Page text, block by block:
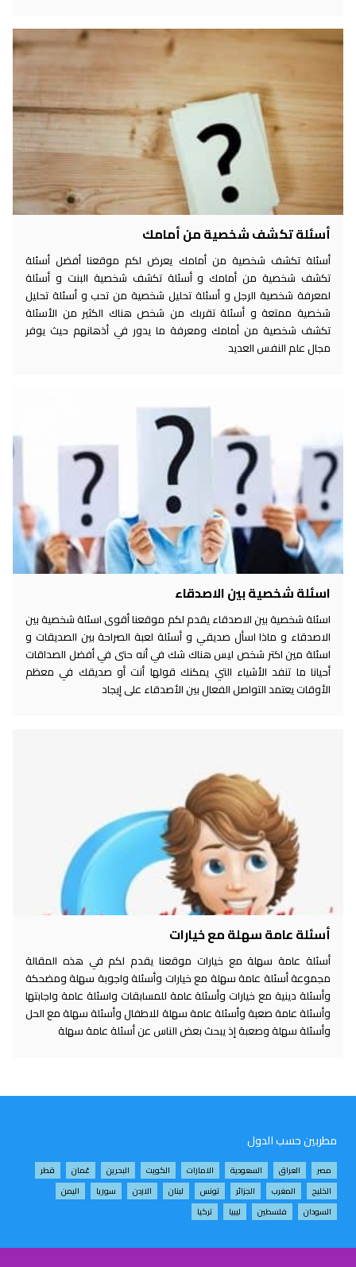
أسئلة تكشف شخصية من أمامك
أسئلة تكشف شخصية من أمامك يعرض لكم موقعنا أفضل أسئلة
تكشف شخصية من أمامك و أسئلة تكشف شخصية البنت و أسئلة
لمعرفة شخصية الرجل و أسئلة تحليل شخصية من تحب و أسئلة تحليل
شخصية ممتعة و أسئلة تقربك من شخص هناك الكثير من الأسئلة
تكشف شخصية من أمامك ومعرفة ما يدور في أذهانهم حيث يوفر
مجال علم النفس العديد
اسئلة شخصية بين الاصدقاء
اسئلة شخصية بين الاصدقاء يقدم لكم موقعنا أقوى اسئلة شخصية بين
الاصدقاء و ماذا اسأل صديقي و أسئلة لعبة الصراحة بين الصديقات و
اسئلة مين اكتر شخص ليس هناك شك في أنه حتى في أفضل الصداقات
أحيانا ما تنفد الأشياء التي يمكنك قولها أنت أو صديقك في معظم
الأوقات يعتمد التواصل الفعال بين الأصدقاء على إيجاد
أسئلة عامة سهلة مع خيارات
أسئلة عامة سهلة مع خيارات موقعنا يقدم لكم في هذه المقالة
مجموعة أسئلة عامة سهلة مع خيارات وأسئلة واجوبة سهلة ومضحكة
وأسئلة دينية مع خيارات وأسئلة عامة للمسابقات واسئلة عامة واجابتها
وأسئلة عامة صعبة وأسئلة عامة سهلة للاطفال وأسئلة سهلة مع الحل
وأسئلة سهلة وصعبة إذ يبحث بعض الناس عن أسئلة عامة سهلة
مطربين حسب الدول
مصر العراق السعودية الامارات الكويت البحرين عُمان
قطر
الخليج
المغرب الجزائر تونس لبنان الاردن سوريا
اليمن
السودان
فلسطين ليبيا تركيا